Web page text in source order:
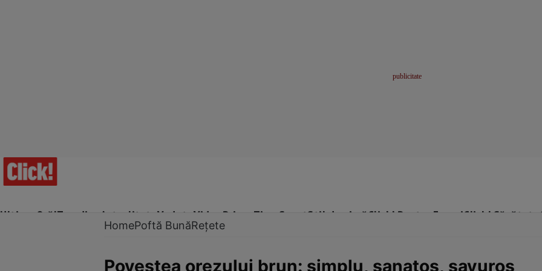
Ultima Oră!Trending Actualitate Vedete Video Prime Time SportStil de viațăClick! Pentru FemeiClick! Sănătate
HomePoftă BunăRețete
Povestea orezului brun: simplu, sanatos, savuros